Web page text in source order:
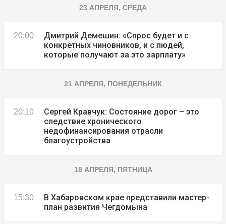
23 АПРЕЛЯ, СРЕДА
20:00
Дмитрий Демешин: «Спрос будет и с
конкретных чиновников, и с людей,
которые получают за это зарплату»
21 АПРЕЛЯ, ПОНЕДЕЛЬНИК
20:10
Сергей Кравчук: Состояние дорог – это
следствие хронического
недофинансирования отрасли
благоустройства
18 АПРЕЛЯ, ПЯТНИЦА
15:30
В Хабаровском крае представили мастер-
план развития Чегдомына